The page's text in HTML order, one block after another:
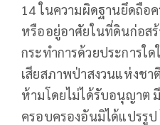
14 ในความผิดฐานยึดถือ
หรืออยู่อาศัยในที่ดินก่อสร้
กระทำการด้วยประการใ
เสียสภาพป่าสงวนแห่งชา
ห้ามโดยไม่ได้รับอนุญาต
ครอบครองอันมิได้แปรรูป